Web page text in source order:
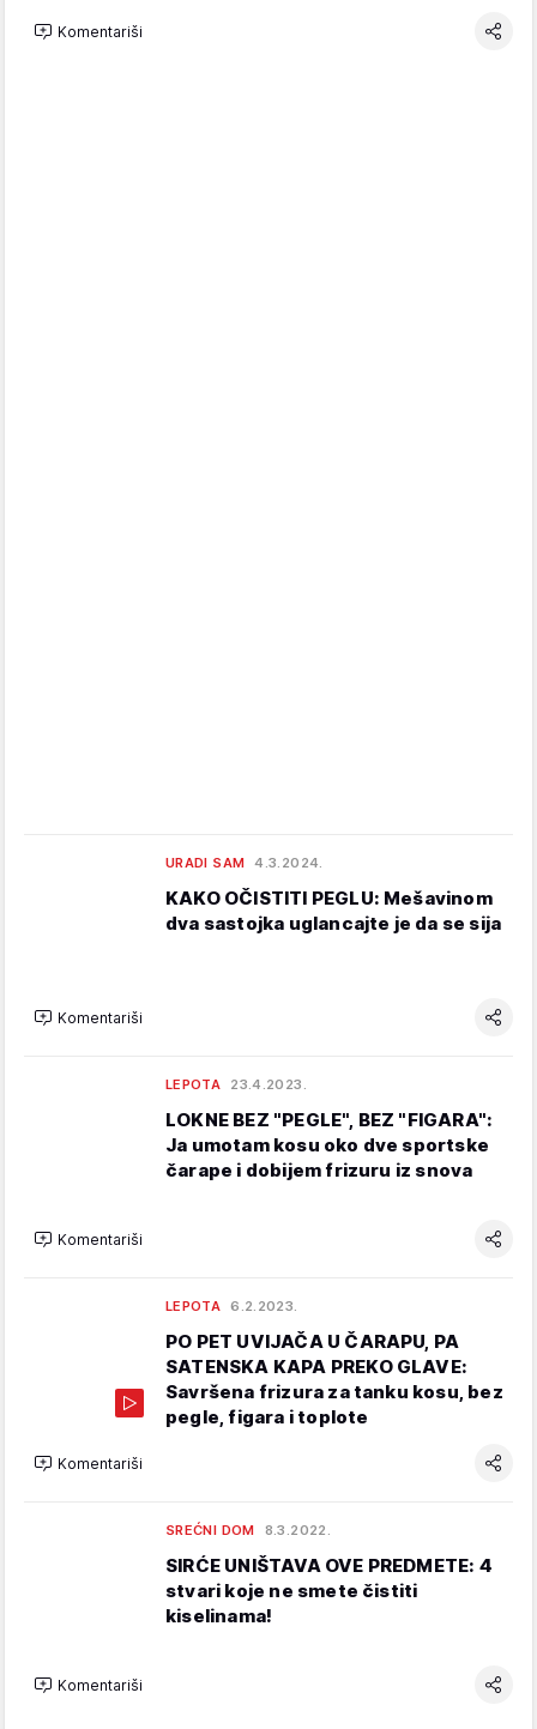
Komentariši
URADI SAM 4.3.2024.
KAKO OČISTITI PEGLU: Mešavinom
dva sastojka uglancajte je da se sija
Komentariši
LEPOTA 23.4.2023.
LOKNE BEZ "PEGLE", BEZ "FIGARA":
Ja umotam kosu oko dve sportske
čarape i dobijem frizuru iz snova
Komentariši
LEPOTA 6.2.2023.
PO PET UVIJAČA U ČARAPU, PA
SATENSKA KAPA PREKO GLAVE:
Savršena frizura za tanku kosu, bez
pegle, figara i toplote
Komentariši
SREĆNI DOM 8.3.2022.
SIRĆE UNIŠTAVA OVE PREDMETE: 4
stvari koje ne smete čistiti
kiselinama!
Komentariši